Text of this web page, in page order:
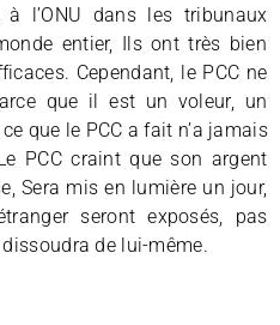
l’ONU dans les tribunaux
entier, Ils ont très bien
Cependant, le PCC ne
que il est un voleur, un
que le PCC a fait n’a jamais
PCC craint que son argent
Sera mis en lumière un jour,
seront exposés, pas
de lui-même.